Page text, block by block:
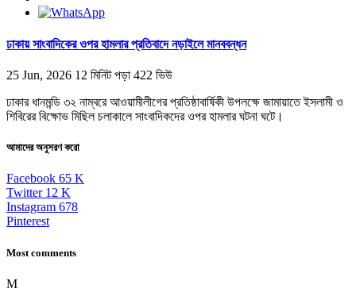
ঢাকায় সাংবাদিকের ওপর হামলার প্রতিবাদে নড়াইলে মানববন্ধন
25 Jun, 2026 12 মিনিট পড়া 422 ভিউ
ঢাকার ধানমন্ডি ৩২ নাম্বরে আওয়ামীলীগের প্রতিষ্ঠাবার্ষিকী উপলক্ষে জামায়াতে ইসলামী ও
শিবিরের বিক্ষোভ মিছিল চলাকালে সাংবাদিকদের ওপর হামলার ঘটনা ঘটে।
আমাদের অনুসরণ করো
Facebook 65 K
Twitter 12 K
Instagram 678
Pinterest
Most comments
M